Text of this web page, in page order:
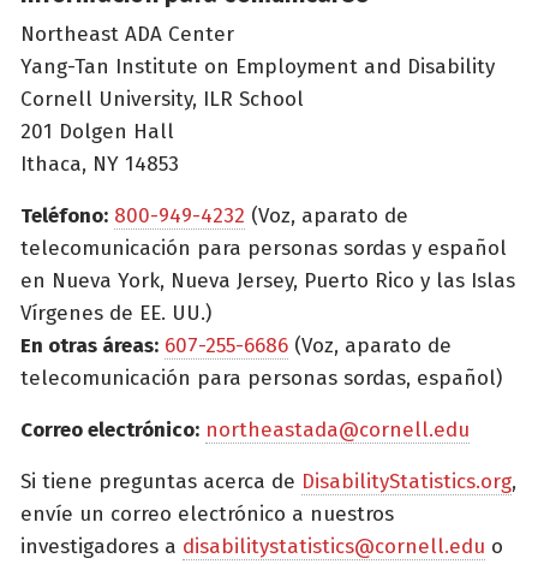
Northeast ADA Center
Yang-Tan Institute on Employment and Disability
Cornell University, ILR School
201 Dolgen Hall
Ithaca, NY 14853
Teléfono: 800-949-4232 (Voz, aparato de
telecomunicación para personas sordas y español
en Nueva York, Nueva Jersey, Puerto Rico y las Islas
Vírgenes de EE. UU.)
En otras áreas: 607-255-6686 (Voz, aparato de
telecomunicación para personas sordas, español)
Correo electrónico: northeastada@cornell.edu
Si tiene preguntas acerca de DisabilityStatistics.org,
envíe un correo electrónico a nuestros
investigadores a disabilitystatistics@cornell.edu o